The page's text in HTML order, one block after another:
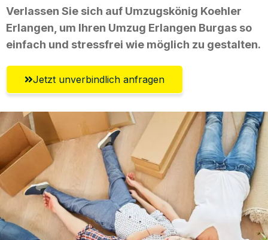
Verlassen Sie sich auf Umzugskönig Koehler
Erlangen, um Ihren Umzug Erlangen Burgas so
einfach und stressfrei wie möglich zu gestalten.
Jetzt unverbindlich anfragen